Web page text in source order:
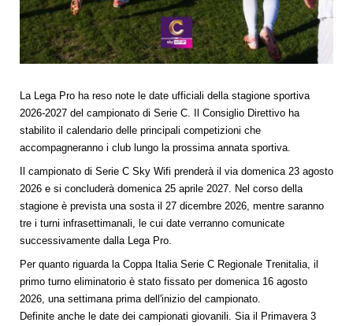
La Lega Pro ha reso note le date ufficiali della stagione sportiva
2026-2027 del campionato di Serie C. Il Consiglio Direttivo ha
stabilito il calendario delle principali competizioni che
accompagneranno i club lungo la prossima annata sportiva.
Il campionato di Serie C Sky Wifi prenderà il via domenica 23 agosto
2026 e si concluderà domenica 25 aprile 2027. Nel corso della
stagione è prevista una sosta il 27 dicembre 2026, mentre saranno
tre i turni infrasettimanali, le cui date verranno comunicate
successivamente dalla Lega Pro.
Per quanto riguarda la Coppa Italia Serie C Regionale Trenitalia, il
primo turno eliminatorio è stato fissato per domenica 16 agosto
2026, una settimana prima dell'inizio del campionato.
Definite anche le date dei campionati giovanili. Sia il Primavera 3